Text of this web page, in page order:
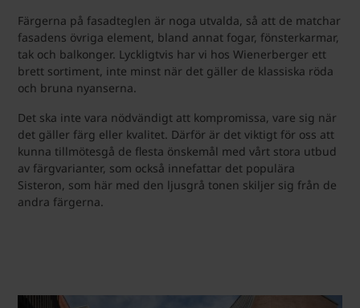
Färgerna på fasadteglen är noga utvalda, så att de matchar
fasadens övriga element, bland annat fogar, fönsterkarmar,
tak och balkonger. Lyckligtvis har vi hos Wienerberger ett
brett sortiment, inte minst när det gäller de klassiska röda
och bruna nyanserna.
Det ska inte vara nödvändigt att kompromissa, vare sig när
det gäller färg eller kvalitet. Därför är det viktigt för oss att
kunna tillmötesgå de flesta önskemål med vårt stora utbud
av färgvarianter, som också innefattar det populära
Sisteron, som här med den ljusgrå tonen skiljer sig från de
andra färgerna.